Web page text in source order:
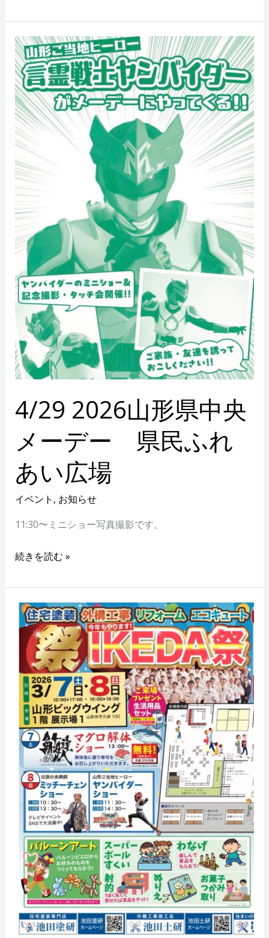
4/29 2026山形県中央
メーデー 県民ふれ
あい広場
イベント , お知らせ
11:30〜ミニショー写真撮影です。
4/29
2026
山
形
県
中
央
メ
ー
ー
県
民
ふ
れ
あ
広
場
続きを読む »
3/8
IKEDA
ッ
グ
ウ
イ
ン
グ